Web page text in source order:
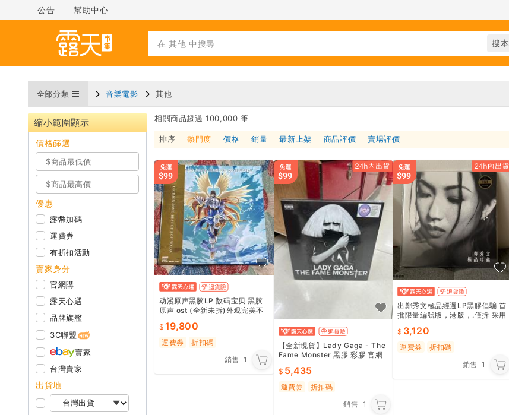
公告 幫助中心
全部分類 音樂電影 其他
縮小範圍顯示
價格篩選
優惠
露幣加碼
運費券
有折扣活動
賣家身分
官網購
露天心選
品牌旗艦
3C聯盟
賣家
台灣賣家
出貨地
相關商品超過 100,000 筆
排序 熱門度 價格 銷量 最新上架 商品評價 賣場評價
动漫原声黑胶LP 数码宝贝 黑胶
原声 ost (全新未拆)外观完美不
19,800
運費券
折扣碼
銷售
1
【全新現貨】Lady Gaga - The
Fame Monster 黑膠 彩膠 官網
5,435
運費券
折扣碼
銷售 1
出鄭秀文極品經選LP黑膠倡騙 首
批限量編號版，港版，.僅拆 采用
金色標識
3,120
運費券
折扣碼
銷售
1